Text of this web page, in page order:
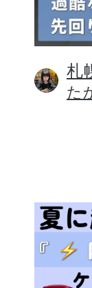
札
た